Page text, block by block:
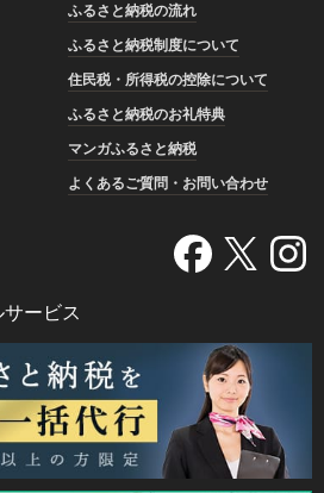
ふるさと納税の流れ
ふるさと納税制度について
住民税・所得税の控除について
ふるさと納税のお礼特典
マンガふるさと納税
よくあるご質問・お問い合わせ
ービス